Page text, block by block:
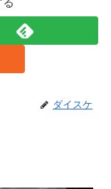
ダイスケ